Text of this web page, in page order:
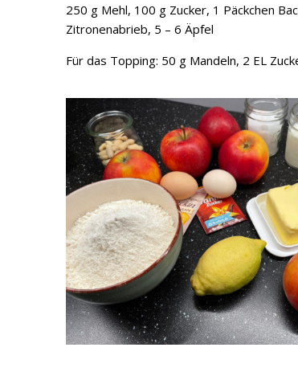
250 g Mehl, 100 g Zucker, 1 Päckchen
Zitronenabrieb, 5 – 6 Äpfel
Für das Topping: 50 g Mandeln, 2 EL